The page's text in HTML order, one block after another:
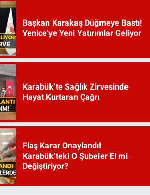
Başkan Karakaş Düğmeye Bastı!
Yenice'ye Yeni Yatırımlar Geliyor
Karabük’te Sağlık Zirvesinde
Hayat Kurtaran Çağrı
Flaş Karar Onaylandı!
Karabük’teki O Şubeler El mi
Değiştiriyor?